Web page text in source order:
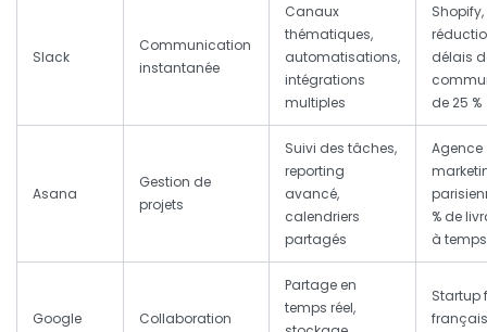
Slack
Communication
instantanée
Canaux
thématiques,
automatisations,
intégrations
multiples
Shopify,
délais
de 25 %
Asana
Gestion de
projets
Suivi des tâches,
reporting
avancé,
calendriers
partagés
Agence
% de
à temps
Google
Collaboration
Partage en
temps réel,
Startup